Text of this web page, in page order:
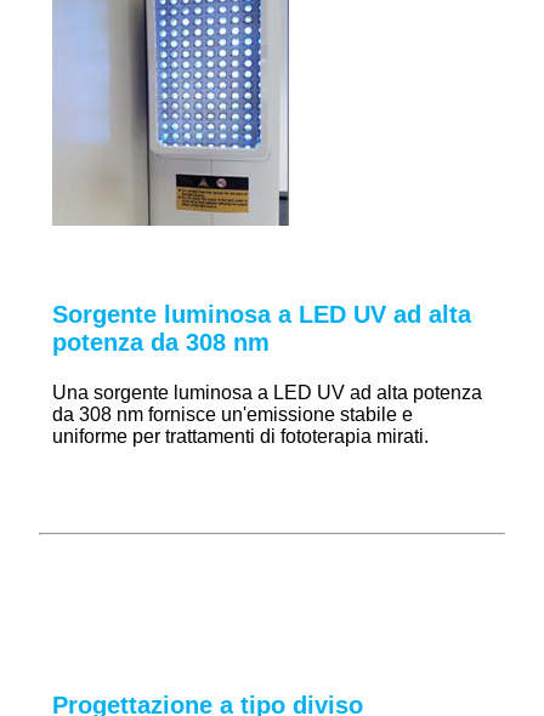
Sorgente luminosa a LED UV ad alta
potenza da 308 nm
Una sorgente luminosa a LED UV ad alta potenza
da 308 nm fornisce un'emissione stabile e
uniforme per trattamenti di fototerapia mirati.
Progettazione a tipo diviso